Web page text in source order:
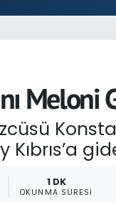
Meloni
1 DK
OKUNMA SÜRESI